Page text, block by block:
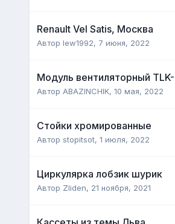
Renault Vel Satis, Москва
Автор lew1992, 7 июня, 2022
Модуль вентиляторный
Автор ABAZINCHIK, 10 мая, 2022
Стойки хромированные
Автор stopitsot, 1 июля, 2022
Циркулярка лобзик шурик
Автор Zliden, 21 ноября, 2021